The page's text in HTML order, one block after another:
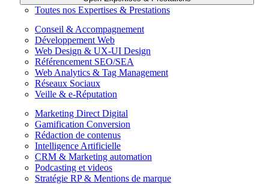
Toutes nos Expertises & Prestations
Conseil & Accompagnement
Développement Web
Web Design & UX-UI Design
Référencement SEO/SEA
Web Analytics & Tag Management
Réseaux Sociaux
Veille & e-Réputation
Marketing Direct Digital
Gamification Conversion
Rédaction de contenus
Intelligence Artificielle
CRM & Marketing automation
Podcasting et videos
Stratégie RP & Mentions de marque